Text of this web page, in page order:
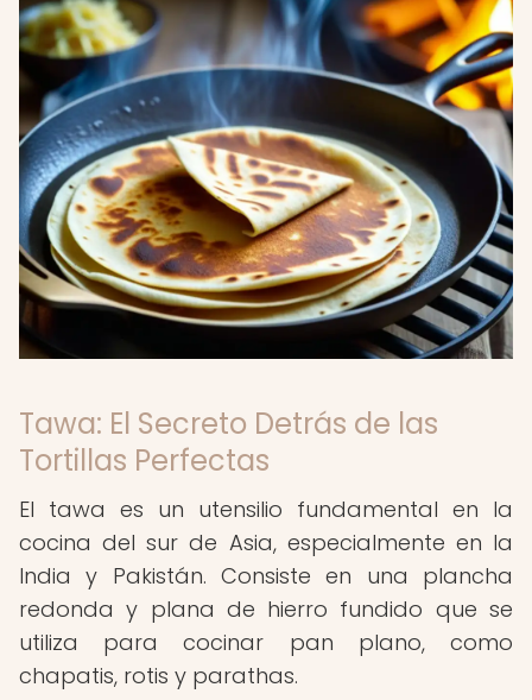
Tawa: El Secreto Detrás de las
Tortillas Perfectas
El tawa es un utensilio fundamental en la
cocina del sur de Asia, especialmente en la
India y Pakistán. Consiste en una plancha
redonda y plana de hierro fundido que se
utiliza para cocinar pan plano, como
chapatis, rotis y parathas.